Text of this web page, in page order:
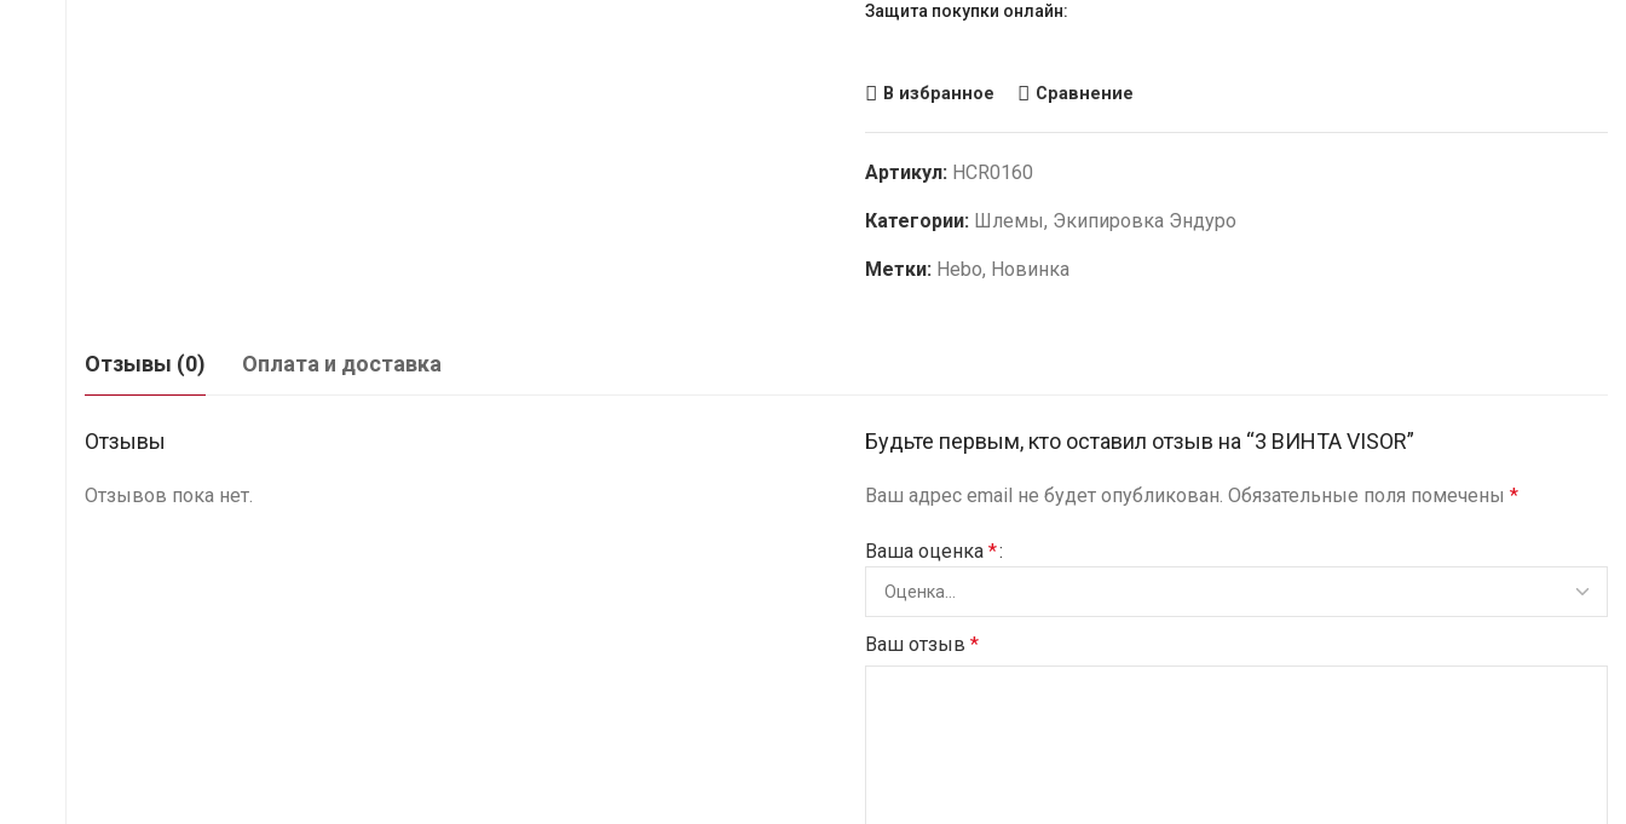
Защита покупки онлайн:
В избранное Сравнение
Артикул: HCR0160
Категории: Шлемы, Экипировка Эндуро
Метки: Hebo, Новинка
Отзывы (0) Оплата и доставка
Отзывы
Отзывов пока нет.
Будьте первым, кто оставил отзыв на “3 ВИНТА VISOR”
Ваш адрес email не будет опубликован. Обязательные поля помечены *
Ваша оценка *
Ваш отзыв *